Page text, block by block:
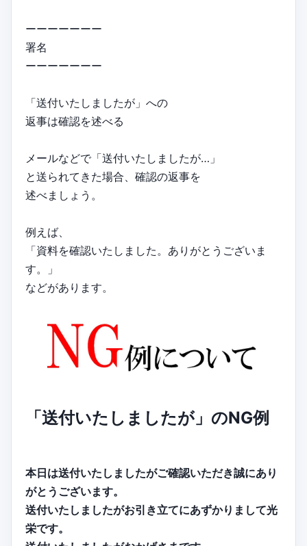
ーーーーーーー
署名
ーーーーーーー
「送付いたしましたが」への
返事は確認を述べる
メールなどで「送付いたしましたが…」
と送られてきた場合、確認の返事を
述べましょう。
例えば、
「資料を確認いたしました。ありがとうございま
す。」
などがあります。
「送付いたしましたが」のNG例
本日は送付いたしましたがご確認いただき誠にあり
がとうございます。
送付いたしましたがお引き立てにあずかりまして光
栄です。